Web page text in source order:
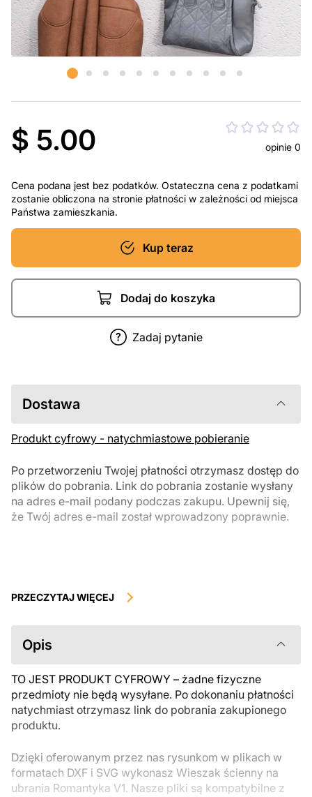
$ 5.00 opinie 0
Cena podana jest bez podatków. Ostateczna cena z podatkami
zostanie obliczona na stronie płatności w zależności od miejsca
Państwa zamieszkania.
Kup teraz
Dodaj do koszyka
Zadaj pytanie
Dostawa
Produkt cyfrowy - natychmiastowe pobieranie
Po przetworzeniu Twojej płatności otrzymasz dostęp do
plików do pobrania. Link do pobrania zostanie wysłany
na adres e-mail podany podczas zakupu. Upewnij się,
że Twój adres e-mail został wprowadzony poprawnie.
podlegają zwrotowi ani wymianie po ich pobraniu. Zalecamy
przed zakupem. Jeśli masz jakiekolwiek problemy z zamówieniem,
skontaktuj się bezpośrednio ze sprzedawcą.
PRZECZYTAJ WIĘCEJ
Opis
TO JEST PRODUKT CYFROWY – żadne fizyczne
przedmioty nie będą wysyłane. Po dokonaniu płatności
natychmiast otrzymasz link do pobrania zakupionego
produktu.
Dzięki oferowanym przez nas rysunkom w plikach w
formatach DXF i SVG wykonasz Wieszak ścienny na
ubrania Romantyka V1. Nasze pliki są kompatybilne z